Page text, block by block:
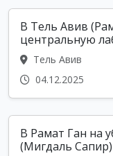
В Тель Авив
центральную
Тель Авив
04.12.2025
В Рамат Ган на
(Мигдаль Сапир)